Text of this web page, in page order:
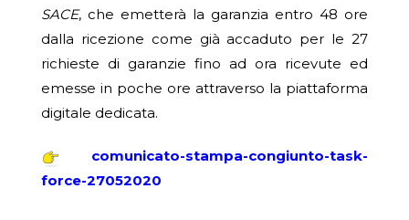
SACE, che emetterà la garanzia entro 48 ore
dalla ricezione come già accaduto per le 27
richieste di garanzie fino ad ora ricevute ed
emesse in poche ore attraverso la piattaforma
digitale dedicata.
comunicato-stampa-congiunto-task-
force-27052020